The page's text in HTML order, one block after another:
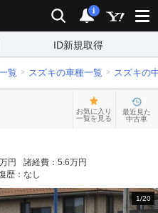
検索 通知
i
ID新規取得
覧 スズキの車種一覧 スズキの
お気に入り
一覧を見る
最近見た
中古車
万円 諸経費： 5.6万円
歴： なし
1/20